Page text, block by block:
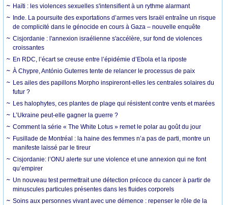
Haïti : les violences sexuelles s'intensifient à un rythme alarmant
Inde. La poursuite des exportations d’armes vers Israël entraîne un risque
de complicité dans le génocide en cours à Gaza – nouvelle enquête
Cisjordanie : l'annexion israélienne s'accélère, sur fond de violences
croissantes
En RDC, l’écart se creuse entre l’épidémie d’Ebola et la riposte
À Chypre, António Guterres tente de relancer le processus de paix
Les ailes des papillons Morpho inspireront-elles les centrales solaires du
futur ?
Les halophytes, ces plantes de plage qui résistent contre vents et marées
L’Ukraine peut-elle gagner la guerre ?
Comment la série « The White Lotus » remet le polar au goût du jour
Fusillade de Montréal : la haine des femmes n’a pas de parti, montre un
manifeste laissé par le tireur
Cisjordanie: l’ONU alerte sur une violence et une annexion qui ne font
qu’empirer
Un nouveau test permettrait une détection précoce du cancer à partir de
minuscules particules présentes dans les fluides corporels
Soins aux personnes vivant avec une démence : repenser le rôle de la